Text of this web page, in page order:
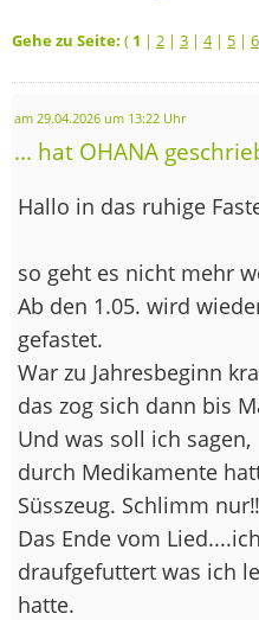
Gehe zu Seite: ( 1 | 2 | 3 | 4| 5 | 6
am 29.04.2026 um 13:22 Uhr
... hat OHANA
Hallo in das ruhige
so geht es nicht mehr
Ab den 1.05. wird
gefastet.
War zu Jahresbeginn
das zog sich dann bis
Und was soll ich sagen,
durch Medikamente
Süsszeug. Schlimm nur‼️
Das Ende vom
draufgefuttert was ich
hatte.